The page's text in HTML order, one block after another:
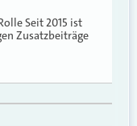
Seit 2015 ist
Zusatzbeiträge